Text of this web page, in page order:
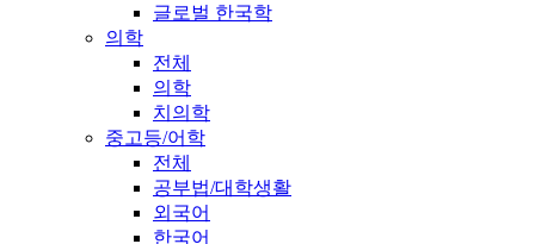
글로벌 한국학
의학
전체
의학
치의학
중고등/어학
전체
공부법/대학생활
외국어
한국어